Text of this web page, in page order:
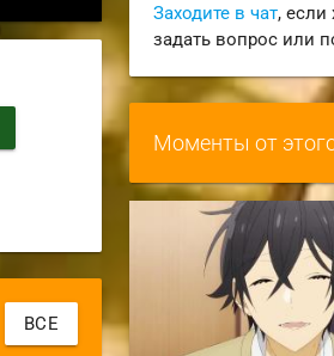
ВСЕ
Заходите в чат, если
задать вопрос или
Моменты от